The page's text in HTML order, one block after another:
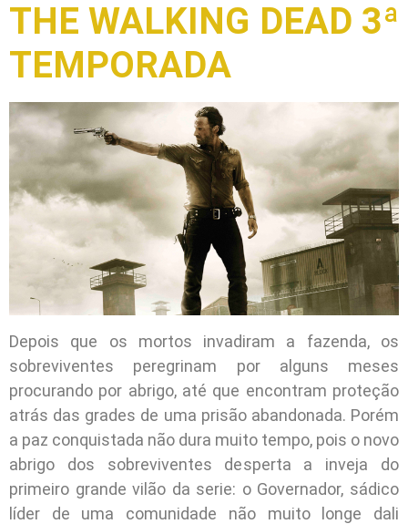
THE WALKING DEAD 3ª
TEMPORADA
Depois que os mortos invadiram a fazenda, os
sobreviventes peregrinam por alguns meses
procurando por abrigo, até que encontram proteção
atrás das grades de uma prisão abandonada. Porém
a paz conquistada não dura muito tempo, pois o novo
abrigo dos sobreviventes desperta a inveja do
primeiro grande vilão da serie: o Governador, sádico
líder de uma comunidade não muito longe dali